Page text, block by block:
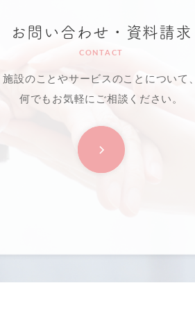
お問い合わせ・資料請求
CONTACT
施設のことやサービスのことについて、
何でもお気軽にご相談ください。